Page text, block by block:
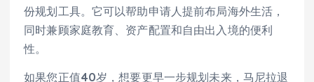
份规划工具。它可以帮助申请人提前布局海外生活，
同时兼顾家庭教育、资产配置和自由出入境的便利
性。
如果您正值40岁，想要更早一步规划未来，马尼拉退